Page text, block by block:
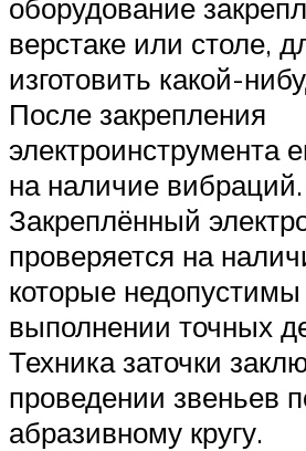
оборудование
верстаке или столе,
изготовить какой-
После закрепления
электроинструмента
на наличие вибраций.
Закреплённый
проверяется на
которые
выполнении точных
Техника заточки
проведении звеньев
абразивному кругу.